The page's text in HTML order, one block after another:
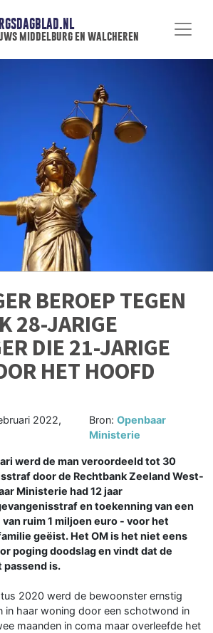
middelburg en walcheren
BEROEP TEGEN
28-JARIGE
DIE 21-JARIGE
HET HOOFD
2022,
Bron:Openbaar
Ministerie
werd de man veroordeeld tot 30
door de Rechtbank Zeeland West-
Ministerie had 12 jaar
en toekenning van een
ruim 1 miljoen euro - voor het
geëist. Het OM is het niet eens
poging doodslag en vindt dat de
is.
2020 werd de bewoonster ernstig
in haar woning door een schotwond in
maanden in coma maar overleefde het